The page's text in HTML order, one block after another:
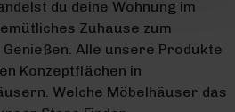
du deine Wohnung im
Zuhause zum
Genießen. Alle unsere Produkte
Konzeptflächen in
Welche Möbelhäuser das